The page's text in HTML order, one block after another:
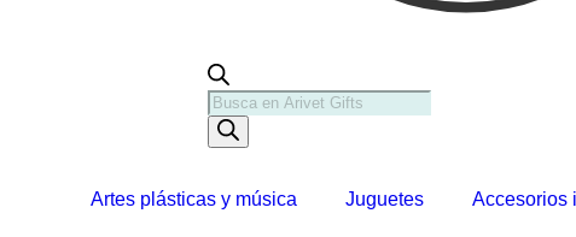
Artes plásticas y música Juguetes Accesorios